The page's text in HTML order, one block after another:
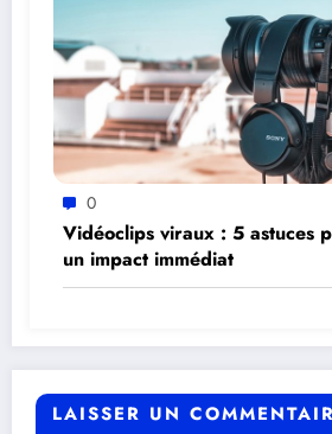
0
Vidéoclips viraux : 5 astuces
un impact immédiat
LAISSER UN